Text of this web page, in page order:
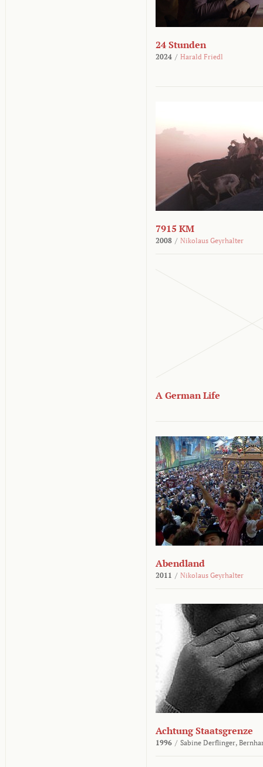
24 Stunden
2024 / Harald Friedl
7915 KM
2008 / Nikolaus Geyrhalter
A German Life
Abendland
2011 / Nikolaus Geyrhalter
Achtung Staatsgrenze
1996 / Sabine Derflinger,